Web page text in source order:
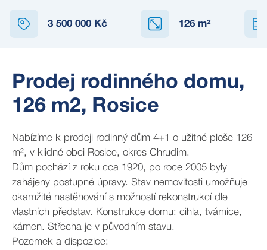
3 500 000 Kč 126 m²
Prodej rodinného domu,
126 m2, Rosice
Nabízíme k prodeji rodinný dům 4+1 o užitné ploše 126
m², v klidné obci Rosice, okres Chrudim.
Dům pochází z roku cca 1920, po roce 2005 byly
zahájeny postupné úpravy. Stav nemovitosti umožňuje
okamžité nastěhování s možností rekonstrukcí dle
vlastních představ. Konstrukce domu: cihla, tvárnice,
kámen. Střecha je v původním stavu.
Pozemek a dispozice: